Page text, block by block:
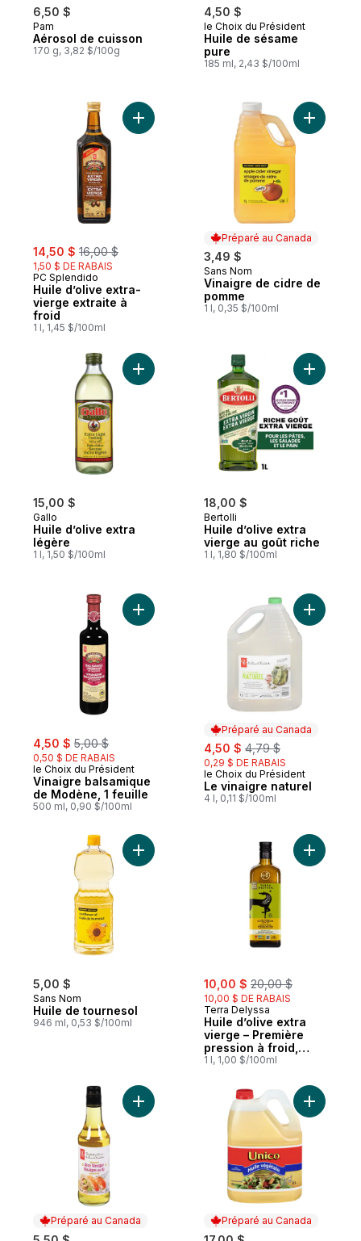
6,50 $
Pam
Aérosol de cuisson
170 g, 3,82 $/100g
4,50 $
le Choix du Président
Huile de sésame
pure
185 ml, 2,43 $/100ml
sale:
14,50 $ , formerly:
16,00 $
1,50 $ DE RABAIS
PC Splendido
Huile d’olive extra-
vierge extraite à
froid
1 l, 1,45 $/100ml
Ajouter Huile d’olive extra-vierge
Préparé au Canada
3,49 $
Préparé au Canada
Sans Nom
Vinaigre de cidre de
pomme
1 l, 0,35 $/100ml
15,00 $
Gallo
Huile d’olive extra
légère
1 l, 1,50 $/100ml
Ajouter Huile d’olive extra légère au
18,00 $
Bertolli
Huile d’olive extra
vierge au goût riche
1 l, 1,80 $/100ml
Ajouter
sale:
4,50 $ , formerly:
5,00 $
0,50 $ DE RABAIS
le Choix du Président
Vinaigre balsamique
de Modène, 1 feuille
500 ml, 0,90 $/100ml
Ajouter Vinaigre balsamique de Modène,
Préparé au Canada
sale:
4,50 $ , formerly:
4,79 $
0,29 $ DE RABAIS
Préparé au Canada
le Choix du Président
Le vinaigre naturel
4 l, 0,11 $/100ml
Ajouter
5,00 $
Sans Nom
Huile de tournesol
946 ml, 0,53 $/100ml
Ajouter Huile de tournesol au panier
sale:
10,00 $ , formerly:
20,00 $
10,00 $ DE RABAIS
Terra Delyssa
Huile d’olive extra
vierge – Première
pression à froid,
saveur douce
1 l, 1,00 $/100ml
Ajouter
Préparé au Canada
Ajouter Vinaigre de riz assaisonné au
Préparé au Canada
Ajouter